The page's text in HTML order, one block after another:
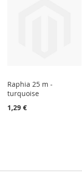
Raphia 25 m -
turquoise
1,29 €